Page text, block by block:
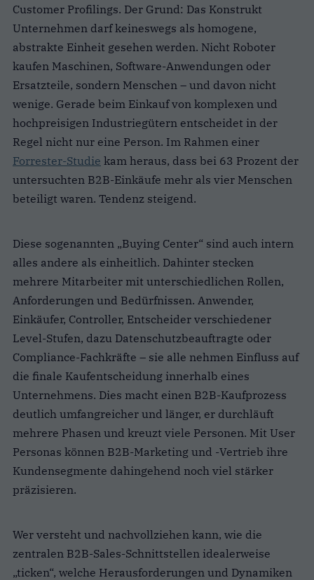
Customer Profilings. Der Grund: Das Konstrukt
Unternehmen darf keineswegs als homogene,
abstrakte Einheit gesehen werden. Nicht Roboter
kaufen Maschinen, Software-Anwendungen oder
Ersatzteile, sondern Menschen – und davon nicht
wenige. Gerade beim Einkauf von komplexen und
hochpreisigen Industriegütern entscheidet in der
Regel nicht nur eine Person. Im Rahmen einer
Forrester-Studie kam heraus, dass bei 63 Prozent der
untersuchten B2B-Einkäufe mehr als vier Menschen
beteiligt waren. Tendenz steigend.
Diese sogenannten „Buying Center“ sind auch intern
alles andere als einheitlich. Dahinter stecken
mehrere Mitarbeiter mit unterschiedlichen Rollen,
Anforderungen und Bedürfnissen. Anwender,
Einkäufer, Controller, Entscheider verschiedener
Level-Stufen, dazu Datenschutzbeauftragte oder
Compliance-Fachkräfte – sie alle nehmen Einfluss auf
die finale Kaufentscheidung innerhalb eines
Unternehmens. Dies macht einen B2B-Kaufprozess
deutlich umfangreicher und länger, er durchläuft
mehrere Phasen und kreuzt viele Personen. Mit User
Personas können B2B-Marketing und -Vertrieb ihre
Kundensegmente dahingehend noch viel stärker
präzisieren.
Wer versteht und nachvollziehen kann, wie die
zentralen B2B-Sales-Schnittstellen idealerweise
„ticken“, welche Herausforderungen und Dynamiken